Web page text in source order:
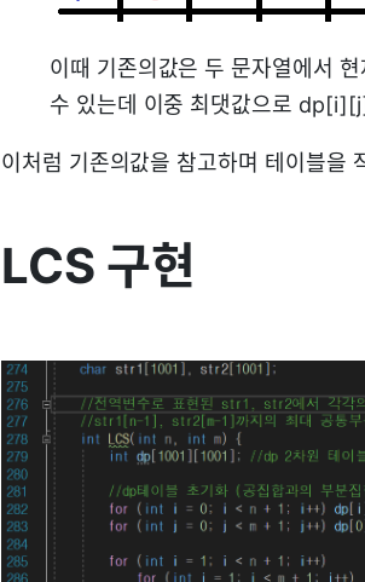
이때 기존의값은 두 문자열에서
수 있는데 이중 최댓값으로
이처럼 기존의값을 참고하며 테이블을
LCS 구현